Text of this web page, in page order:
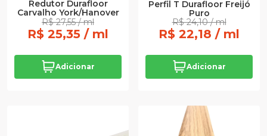
Redutor Durafloor
Carvalho York/Hanover
R$ 27,55 / ml
R$ 25,35 / ml
Adicionar
Perfil T Durafloor Freijó
Puro
R$ 24,10 / ml
R$ 22,18 / ml
Adicionar